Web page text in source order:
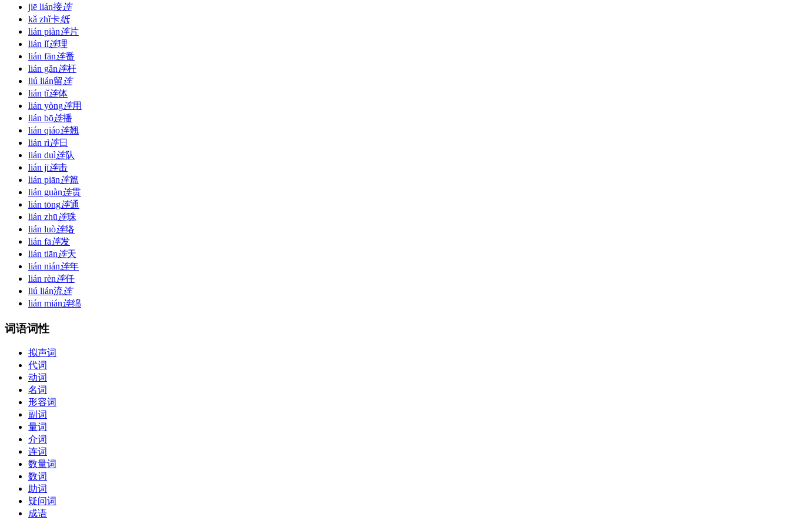
jiē lián接连
kǎ zhǐ卡纸
lián piàn连片
lián lǐ连理
lián fān连番
lián gǎn连杆
liú lián留 连
lián tǐ连体
lián yòng连用
lián bō连播
lián qiáo连翘
lián rì连日
lián duì连队
lián jī连击
lián piān连篇
lián guàn连贯
lián tōng连通
lián zhū连珠
lián luò连络
lián fā连发
lián tiān连天
lián nián连年
lián rèn连任
liú lián流连
lián mián连绵
词语词性
拟声词
代词
动词
名词
形容词
副词
量词
介词
连词
数量词
数词
助词
疑问词
成语